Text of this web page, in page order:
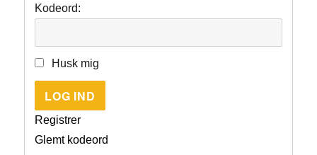
Kodeord:
Husk mig
LOG IND
Registrer
Glemt kodeord